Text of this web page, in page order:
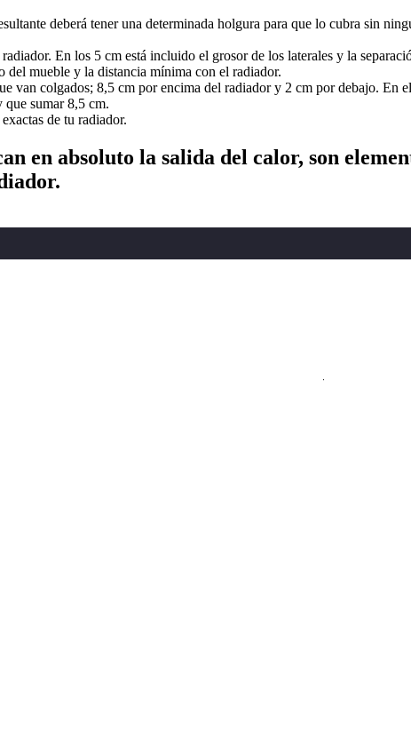
deberá tener una determinada holgura para que lo cubra sin
En los 5 cm está incluido el grosor de los laterales y la
mueble y la distancia mínima con el radiador.
van colgados; 8,5 cm por encima del radiador y 2 cm por debajo. En
que sumar 8,5 cm.
de tu radiador.
en absoluto la salida del calor, son